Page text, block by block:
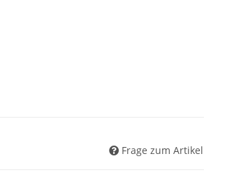
Frage zum Artikel